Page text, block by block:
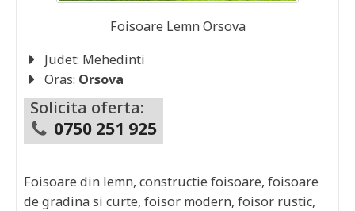
Foisoare LemnOrsova
Judet: Mehedinti
Oras: Orsova
Solicita oferta:
0750 251 925
Foisoare din lemn, constructie foisoare, foisoare
de gradina si curte, foisor modern, foisor rustic,